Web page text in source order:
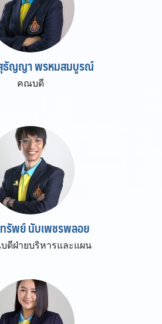
ธัญญา พรหมสมบูรณ์
คณบดี
รัพย์ นับเพชรพลอย
ดีฝ่ายบริหารและแผน